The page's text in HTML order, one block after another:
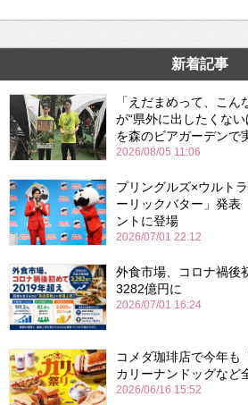
新着記事
「えだまめって、こ
が“県外に出したくな
を森のビアガーデンで
2026/08/05 11:06
プリングルズ×ウルト
ーリックバター」発
ントに登場
2026/07/01 22:12
外食市場、コロナ禍
3282億円に
2026/07/01 16:24
コメダ珈琲店で今年
カリーナンドッグなど
2026/06/16 15:52